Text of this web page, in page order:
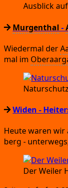
Aus­blick
Murgenthal -
Wie­der­mal der
mal im
Widen -
Heu­te waren wir
berg -
Der Wei­ler